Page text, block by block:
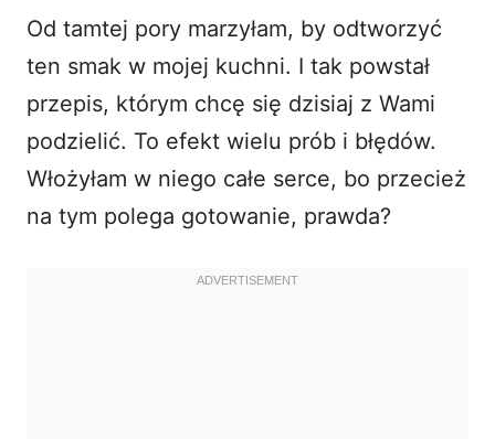
Od tamtej pory marzyłam, by odtworzyć
ten smak w mojej kuchni. I tak powstał
przepis, którym chcę się dzisiaj z Wami
podzielić. To efekt wielu prób i błędów.
Włożyłam w niego całe serce, bo przecież
na tym polega gotowanie, prawda?